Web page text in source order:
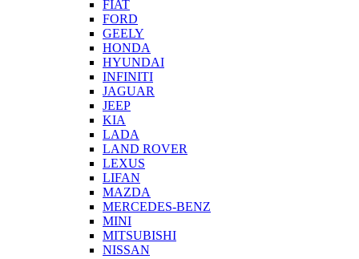
FIAT
FORD
GEELY
HONDA
HYUNDAI
INFINITI
JAGUAR
JEEP
KIA
LADA
LAND ROVER
LEXUS
LIFAN
MAZDA
MERCEDES-BENZ
MINI
MITSUBISHI
NISSAN